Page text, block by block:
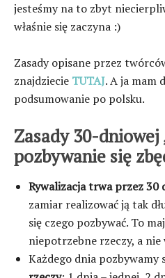
jesteśmy na to zbyt
właśnie się zaczyna :)
Zasady opisane przez
znajdziecie TUTAJ. A ja mam
podsumowanie po polsku.
Zasady 30-dniowej
pozbywanie się
Rywalizacja trwa przez 30
zamiar realizować ją tak
się czego pozbywać. To
niepotrzebne rzeczy, a nie
Każdego dnia pozbywamy